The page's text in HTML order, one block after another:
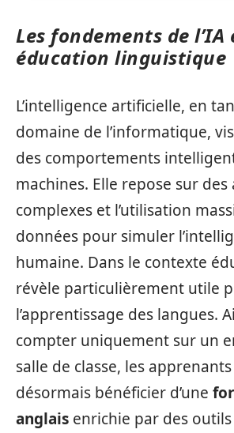
Les fondements de l’IA
éducation linguistique
L’intelligence artificielle, en
domaine de l’informatique,
des comportements
machines. Elle repose sur
complexes et l’utilisation
données pour simuler
humaine. Dans le contexte
révèle particulièrement utile
l’apprentissage des langues.
compter uniquement sur un
salle de classe, les
désormais bénéficier d’une
anglais enrichie par des